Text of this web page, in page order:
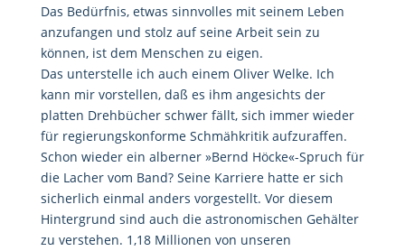
Das Bedürfnis, etwas sinnvolles mit seinem Leben
anzufangen und stolz auf seine Arbeit sein zu
können, ist dem Menschen zu eigen.
Das unterstelle ich auch einem Oliver Welke. Ich
kann mir vorstellen, daß es ihm angesichts der
platten Drehbücher schwer fällt, sich immer wieder
für regierungskonforme Schmähkritik aufzuraffen.
Schon wieder ein alberner »Bernd Höcke«-Spruch für
die Lacher vom Band? Seine Karriere hatte er sich
sicherlich einmal anders vorgestellt. Vor diesem
Hintergrund sind auch die astronomischen Gehälter
zu verstehen. 1,18 Millionen von unseren